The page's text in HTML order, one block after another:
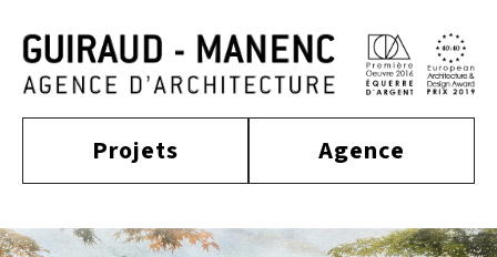
Projets Agence
construit
actualité